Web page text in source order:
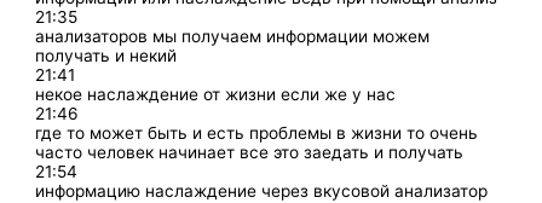
21:35
анализаторов мы получаем информации можем
получать и некий
21:41
некое наслаждение от жизни если же у нас
21:46
где то может быть и есть проблемы в жизни то очень
часто человек начинает все это заедать и получать
21:54
информацию наслаждение через вкусовой анализатор